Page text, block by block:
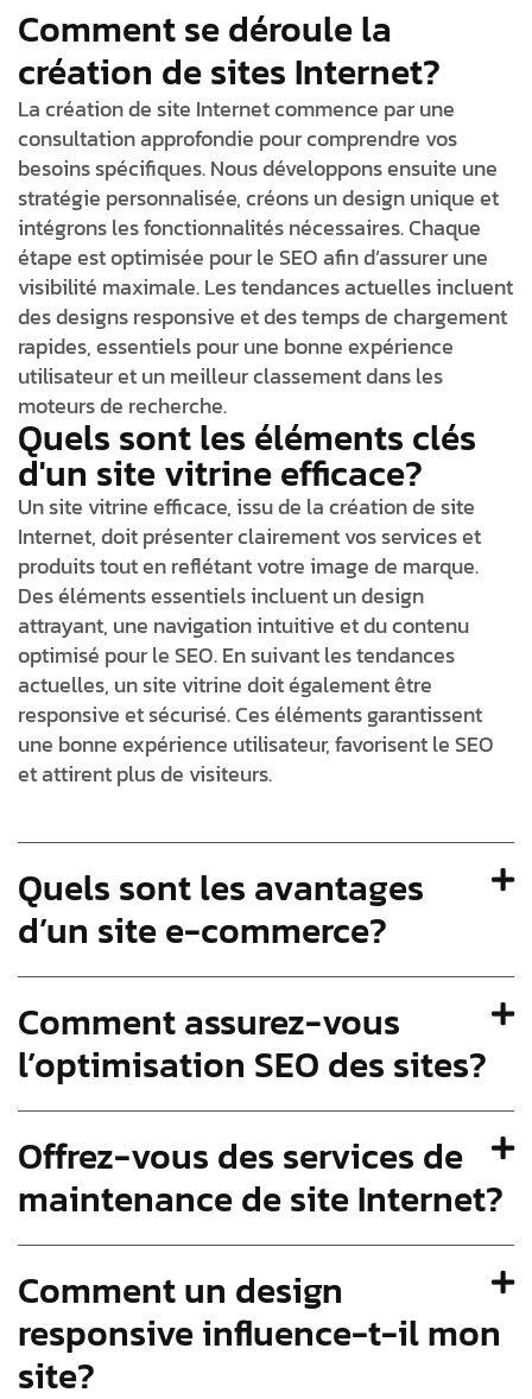
Comment se déroule la
création de sites Internet?
La création de site Internet commence par une
consultation approfondie pour comprendre vos
besoins spécifiques. Nous développons ensuite une
stratégie personnalisée, créons un design unique et
intégrons les fonctionnalités nécessaires. Chaque
étape est optimisée pour le SEO afin d’assurer une
visibilité maximale. Les tendances actuelles incluent
des designs responsive et des temps de chargement
rapides, essentiels pour une bonne expérience
utilisateur et un meilleur classement dans les
moteurs de recherche.
Quels sont les éléments clés
d'un site vitrine efficace?
Un site vitrine efficace, issu de la création de site
Internet, doit présenter clairement vos services et
produits tout en reflétant votre image de marque.
Des éléments essentiels incluent un design
attrayant, une navigation intuitive et du contenu
optimisé pour le SEO. En suivant les tendances
actuelles, un site vitrine doit également être
responsive et sécurisé. Ces éléments garantissent
une bonne expérience utilisateur, favorisent le SEO
et attirent plus de visiteurs.
Quels sont les avantages
d’un site e-commerce?
Comment assurez-vous
l’optimisation SEO des sites?
Offrez-vous des services de
maintenance de site Internet?
Comment un design
responsive influence-t-il mon
site?